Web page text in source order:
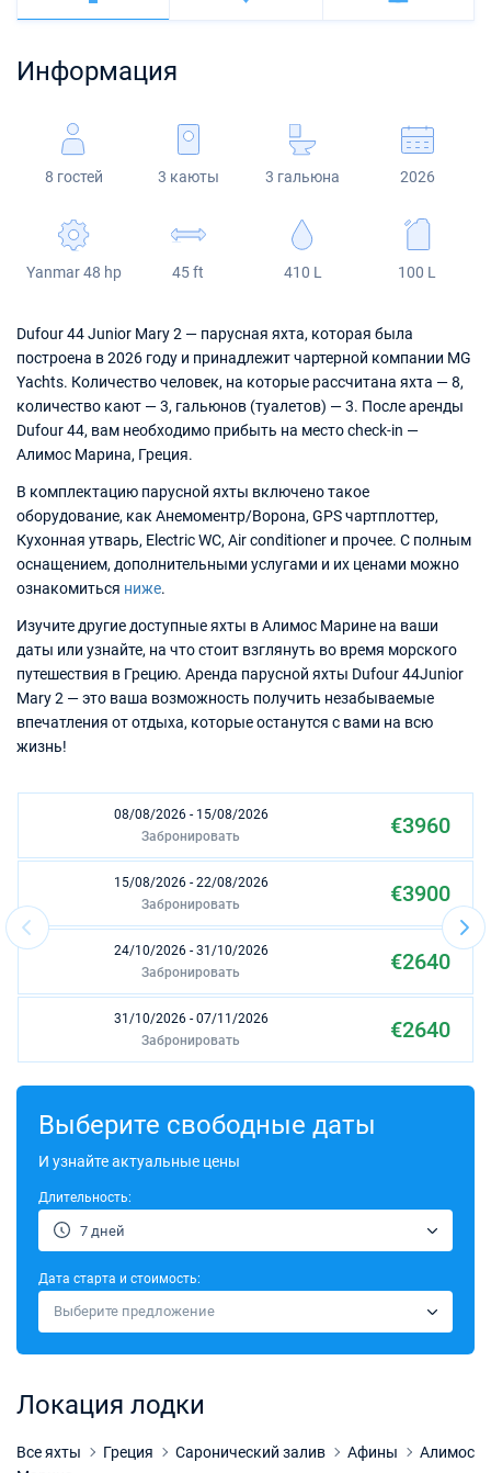
Мугла
ACI Марина Дубровник
Марина Веруда
Lagoon
Bali
Fountaine Pajot
Leopard
Bali 4.6
Bali 5.4
Astrea 42
Excess 11
Oceanis 51.1
Jeanneau 54
Sun Odyssey 440
Sun Odyssey 410
Dufour 46 GL
Сент-Люсия
Информация
8 гостей 3 каюты 3 гальюна 2026
Yanmar 48 hp 45 ft 410 L 100 L
Dufour 44 Junior Mary 2 — парусная яхта, которая была
построена в 2026 году и принадлежит чартерной компании MG
Yachts. Количество человек, на которые рассчитана яхта — 8,
количество кают — 3, гальюнов (туалетов) — 3. После аренды
Dufour 44, вам необходимо прибыть на место check-in —
Алимос Марина, Греция.
В комплектацию парусной яхты включено такое
оборудование, как Анемоментр/Ворона, GPS чартплоттер,
Кухонная утварь, Electric WC, Air conditioner и прочее. С полным
оснащением, дополнительными услугами и их ценами можно
ознакомиться ниже.
Изучите другие доступные яхты в Алимос Марине на ваши
даты или узнайте, на что стоит взглянуть во время морского
путешествия в Грецию. Аренда парусной яхты Dufour 44Junior
Mary 2 — это ваша возможность получить незабываемые
впечатления от отдыха, которые останутся с вами на всю
жизнь!
08/08/2026 - 15/08/2026 €3960
Забронировать
15/08/2026 - 22/08/2026 €3900
Забронировать
24/10/2026 - 31/10/2026 €2640
Забронировать
31/10/2026 - 07/11/2026 €2640
Забронировать
07/11/2026 - 14/11/2026
14/11/2026 - 21/11/2026
21/11/2026 - 28/11/2026 €2145
28/11/2026 - 05/12/2026
Забронировать
03/04/2027 - 10/04/2027
Забронировать
Выберите свободные даты
И узнайте актуальные цены
Длительность:
7 дней
Дата старта и стоимость:
Выберите предложение
Локация лодки
Все яхты Греция Саронический залив Афины
Алимос